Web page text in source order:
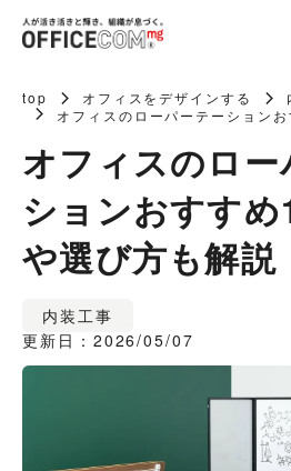
top オフィスをデザインする
オフィスのローパーテーション
オフィスのロー
ションおすすめ
や選び方も解説
内装工事
更新日：2026/05/07